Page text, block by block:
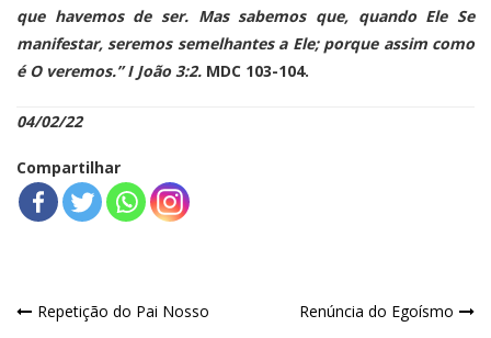
que havemos de ser. Mas sabemos que, quando Ele Se
manifestar, seremos semelhantes a Ele; porque assim como
é O veremos.” I João 3:2. MDC 103-104.
04/02/22
Compartilhar
Navegação
Repetição do Pai Nosso Renúncia do Egoísmo